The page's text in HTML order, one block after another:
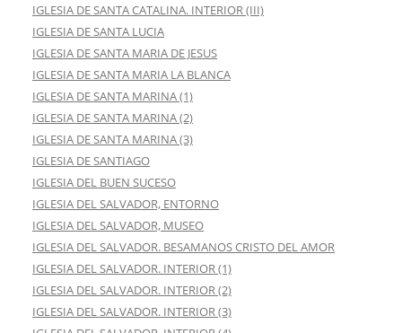
IGLESIA DE SANTA CATALINA. INTERIOR (III)
IGLESIA DE SANTA LUCIA
IGLESIA DE SANTA MARIA DE JESUS
IGLESIA DE SANTA MARIA LA BLANCA
IGLESIA DE SANTA MARINA (1)
IGLESIA DE SANTA MARINA (2)
IGLESIA DE SANTA MARINA (3)
IGLESIA DE SANTIAGO
IGLESIA DEL BUEN SUCESO
IGLESIA DEL SALVADOR, ENTORNO
IGLESIA DEL SALVADOR, MUSEO
IGLESIA DEL SALVADOR. BESAMANOS CRISTO DEL AMOR
IGLESIA DEL SALVADOR. INTERIOR (1)
IGLESIA DEL SALVADOR. INTERIOR (2)
IGLESIA DEL SALVADOR. INTERIOR (3)